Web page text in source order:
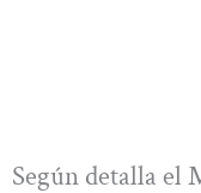
Según detalla el